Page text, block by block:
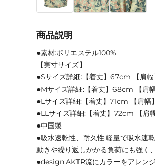
商品説明
●素材:ポリエステル100%
【実寸サイズ】
●Sサイズ詳細:【着丈】67cm 【肩
●Mサイズ詳細:【着丈】68cm 【肩
●Lサイズ詳細:【着丈】71cm 【肩
●LLサイズ詳細:【着丈】72cm 【
●中国製
●吸水速乾性、耐久性:軽量で吸水速
動きや繰り返しかかる負荷にも強く
●design:AKTR流にカラーをアレン